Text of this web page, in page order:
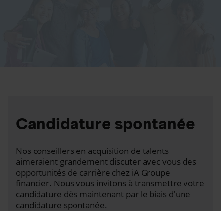
Candidature spontanée
Nos conseillers en acquisition de talents
aimeraient grandement discuter avec vous des
opportunités de carrière chez iA Groupe
financier. Nous vous invitons à transmettre votre
candidature dès maintenant par le biais d'une
candidature spontanée.